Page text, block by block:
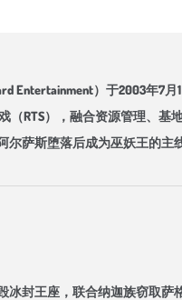
Entertainment）于2003年7
（RTS），融合资源管理、基
尔萨斯堕落后成为巫妖王的
封王座，联合纳迦族窃取萨